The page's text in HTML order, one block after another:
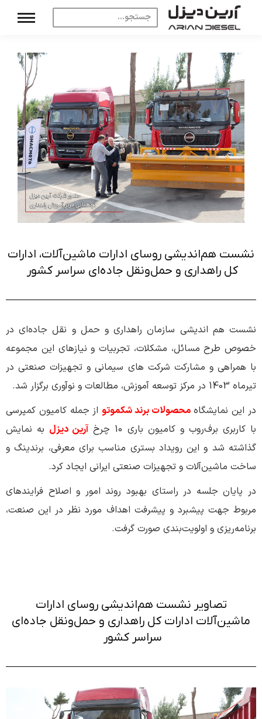
نشست هم‌اندیشی روسای ادارات ماشین‌آلات، ادارات
کل راهداری و حمل‌و‌نقل جاده‌ای سراسر کشور ‌
نشست هم اندیشی سازمان راهداری و حمل و نقل جاده‌ای در
خصوص طرح مسائل، مشکلات، تجربیات و نیازهای این مجموعه
با همراهی و مشارکت شرکت های سیمانی و تجهیزات صنعتی در
تیرماه 1403 در مرکز توسعه آموزش، مطالعات و نوآوری برگزار شد.
در این نمایشگاهمحصولات برند شکموتواز جمله کامیون کمپرسی
با کاربری برف‌روب و کامیون باری 10 چرخ
آرین دیزل به نمایش
گذاشته شد و این رویداد بستری مناسب برای معرفی، برندینگ و
ساخت ماشین‌‌آلات و تجهیزات صنعتی ایرانی ایجاد کرد.
در پایان جلسه در راستای بهبود روند امور و اصلاح فرایندهای
مربوط جهت پیشبرد و پیشرفت اهداف مورد نظر در این صنعت،
برنامه­‌ریزی و اولویت‌بندی صورت گرفت.
تصاویر نشست هم‌اندیشی روسای ادارات
ماشین‌آلات ادارات کل راهداری و حمل‌و‌نقل جاده‌ای
سراسر کشور ‌